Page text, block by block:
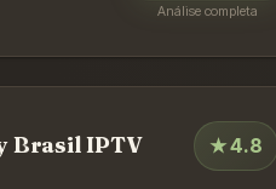
Análise completa
Brasil IPTV ★4.8